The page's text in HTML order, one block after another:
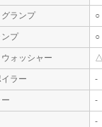
ランプ ○
ンプ ○
ォッシャー
ラー -
-
-